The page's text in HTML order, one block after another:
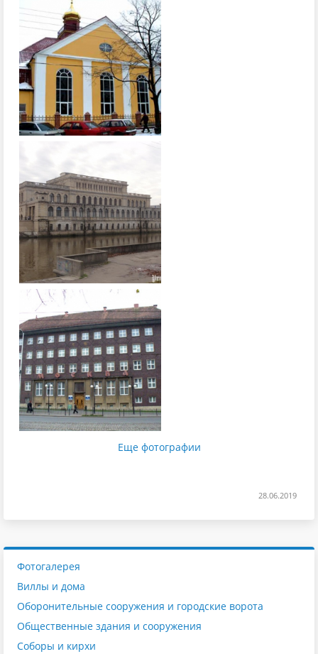
Еще фотографии
28.06.2019
Фотогалерея
Виллы и дома
Оборонительные сооружения и городские ворота
Общественные здания и сооружения
Соборы и кирхи